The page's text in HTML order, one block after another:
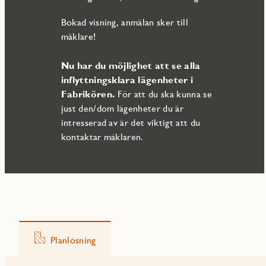
Bokad visning, anmälan sker till
mäklare!
Nu har du möjlighet att se alla
inflyttningsklara lägenheter i
Fabrikören. För att du ska kunna se
just den/dom lägenheter du är
intresserad av är det viktigt att du
kontaktar mäklaren.
Planlösning